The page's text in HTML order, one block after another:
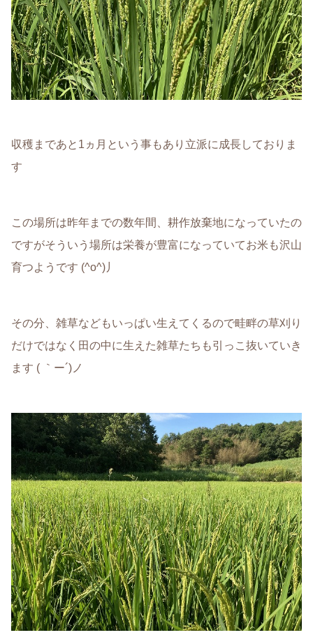
収穫まであと1ヵ月という事もあり立派に成長しておりま
す
この場所は昨年までの数年間、耕作放棄地になっていたの
ですがそういう場所は栄養が豊富になっていてお米も沢山
育つようです (^o^)丿
その分、雑草などもいっぱい生えてくるので畦畔の草刈り
だけではなく田の中に生えた雑草たちも引っこ抜いていき
ます ( ｀ー´)ノ